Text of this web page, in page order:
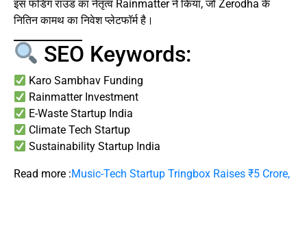
इस फंडिंग राउंड का नेतृत्व Rainmatter ने किया, जो Zerodha के
नितिन कामथ का निवेश प्लेटफॉर्म है।
SEO Keywords:
Karo Sambhav Funding
Rainmatter Investment
E-Waste Startup India
Climate Tech Startup
Sustainability Startup India
Read more :Music-Tech Startup Tringbox Raises ₹5 Crore,